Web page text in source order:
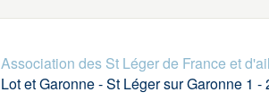
Association des St Léger de France et
Lot et Garonne - St Léger sur Garonne 1 -